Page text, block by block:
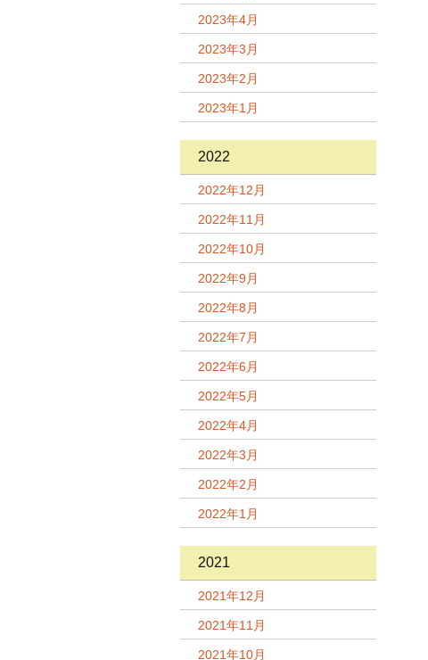
2023年4月
2023年3月
2023年2月
2023年1月
2022
2022年12月
2022年11月
2022年10月
2022年9月
2022年8月
2022年7月
2022年6月
2022年5月
2022年4月
2022年3月
2022年2月
2022年1月
2021
2021年12月
2021年11月
2021年10月